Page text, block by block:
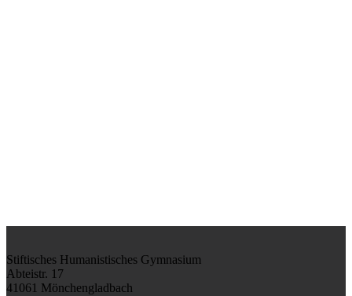
Stiftisches Humanistisches Gymnasium
Abteistr. 17
41061 Mönchengladbach